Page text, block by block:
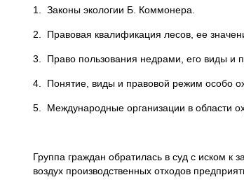
1. Законы экологии Б. Коммонера.
2. Правовая квалификация лесов, ее
3. Право пользования недрами, его виды и
4. Понятие, виды и правовой режим особо
5. Международные организации в
Группа граждан обратилась в суд с иском
воздух производственных отходов